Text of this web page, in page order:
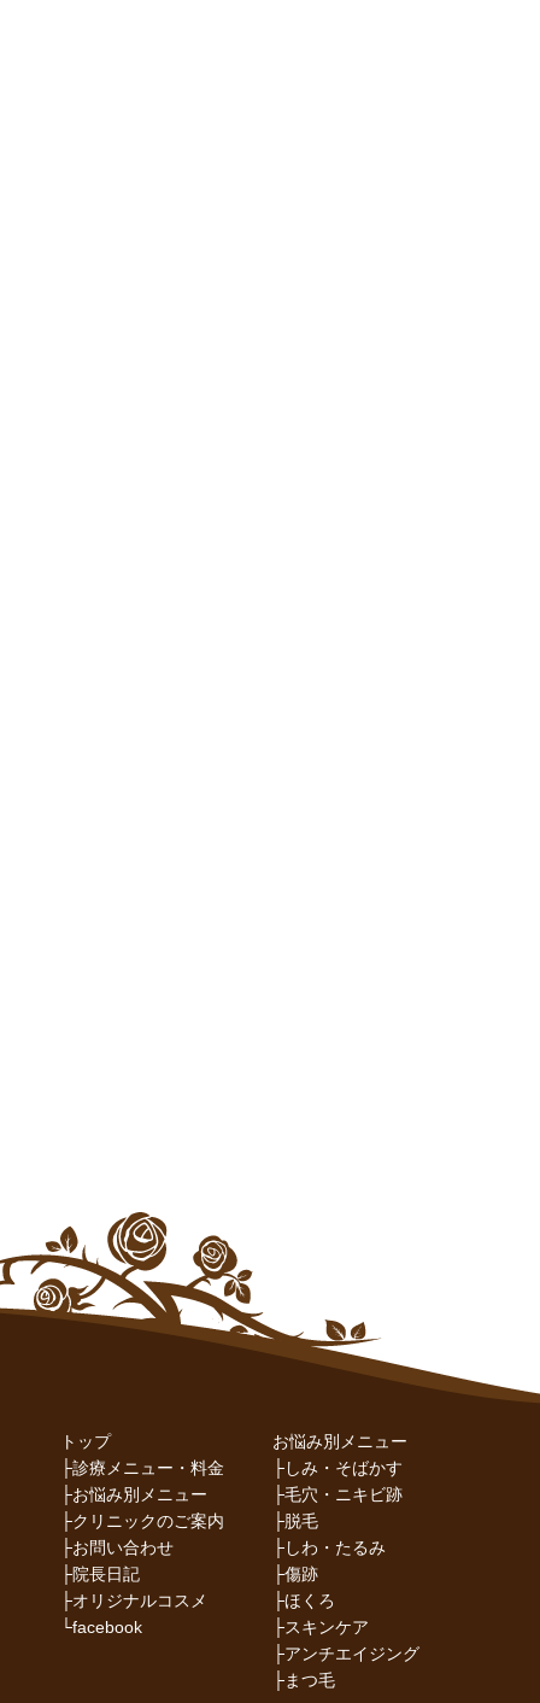
トップ
├診療メニュー・料金
├お悩み別メニュー
├クリニックのご案内
├お問い合わせ
├院長日記
├オリジナルコスメ
└facebook
お悩み別メニュー
├しみ・そばかす
├毛穴・ニキビ跡
├脱毛
├しわ・たるみ
├傷跡
├ほくろ
├スキンケア
├アンチエイジング
├まつ毛